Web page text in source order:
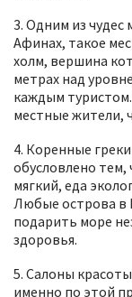
3. Одним из чудес
Афинах, такое
холм, вершина
метрах над
каждым
местные жители,
4. Коренные
обусловлено тем,
мягкий, еда
Любые острова в
подарить море
здоровья.
5. Салоны
именно по этой